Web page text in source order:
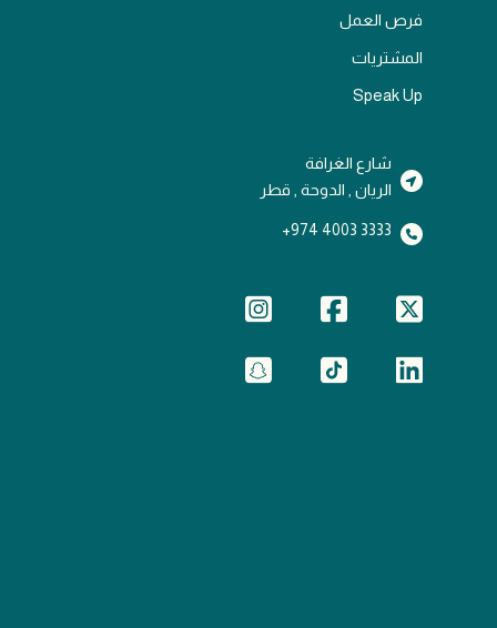
فرص العمل
المشتريات
Speak Up
شارع الغرافة
الريان , الدوحة , قطر
3333 4003 974+